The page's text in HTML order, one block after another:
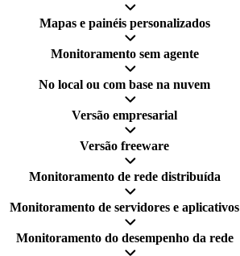
Mapas e painéis personalizados
Monitoramento sem agente
No local ou com base na nuvem
Versão empresarial
Versão freeware
Monitoramento de rede distribuída
Monitoramento de servidores e aplicativos
Monitoramento do desempenho da rede